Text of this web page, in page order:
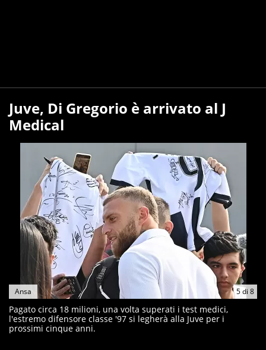
Juve, Di Gregorio è arrivato al J
Medical
5di 8
Ansa
Pagato circa 18 milioni, una volta superati i test medici,
l'estremo difensore classe '97 si legherà alla Juve per i
prossimi cinque anni.